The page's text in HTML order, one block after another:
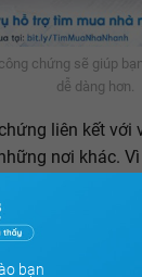
chứng sẽ giúp
dễ dàng hơn.
liên kết với
nơi khác.
chuyển
lý vì tại đây họ
để bạn thực
bạn